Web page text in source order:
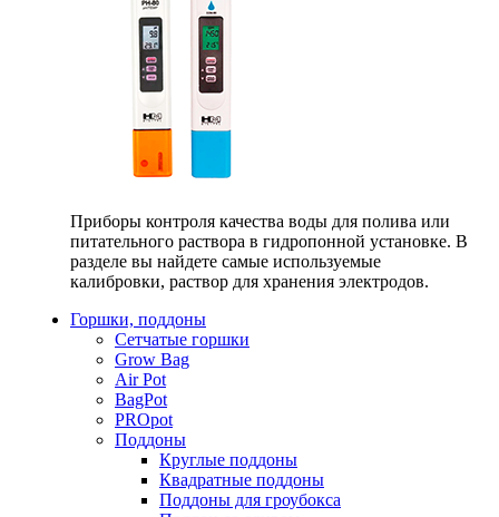
Приборы контроля качества воды для полива или
питательного раствора в гидропонной установке. В
разделе вы найдете самые используемые
калибровки, раствор для хранения электродов.
Горшки, поддоны
Сетчатые горшки
Grow Bag
Air Pot
BagPot
PROpot
Поддоны
Круглые поддоны
Квадратные поддоны
Поддоны для гроубокса